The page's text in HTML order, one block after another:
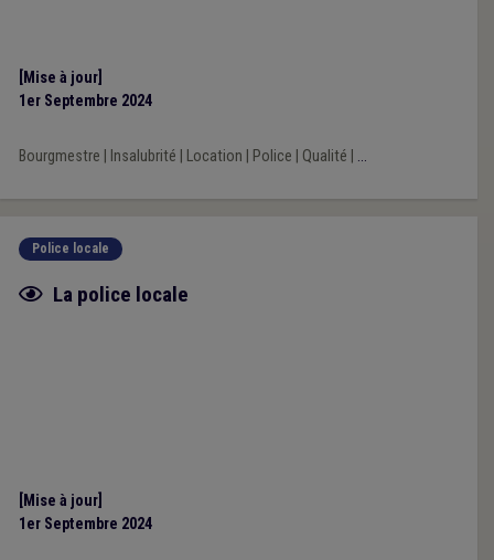
[Mise à jour]
1er Septembre 2024
Bourgmestre Insalubrité Location Police Qualité ...
Police locale
Fiche focus
La police locale
[Mise à jour]
1er Septembre 2024